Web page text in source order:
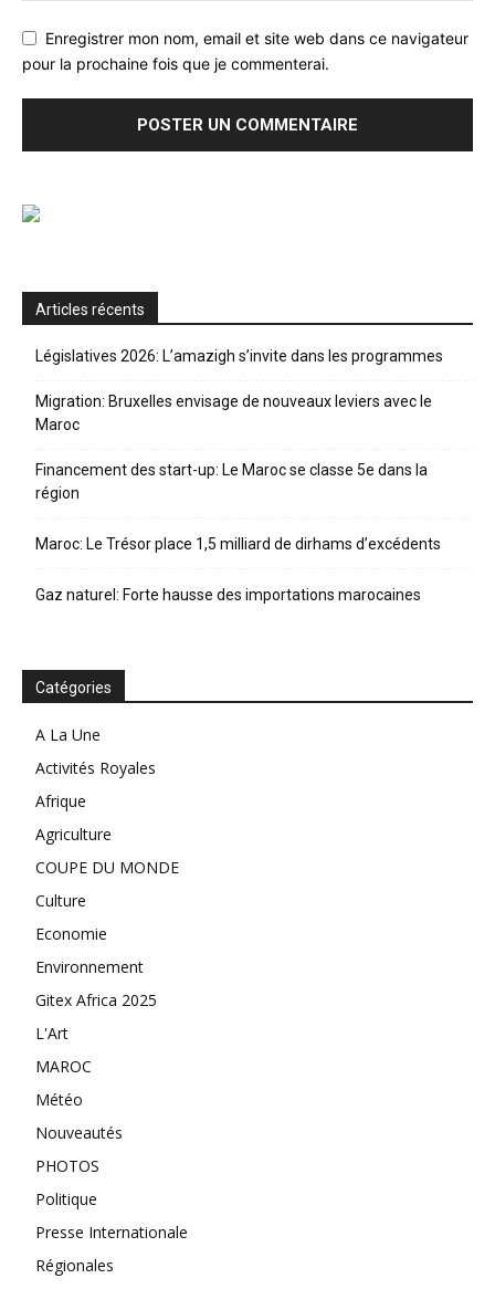
Enregistrer mon nom, email et site web dans ce navigateur
pour la prochaine fois que je commenterai.
Articles récents
Législatives 2026: L’amazigh s’invite dans les programmes
Migration: Bruxelles envisage de nouveaux leviers avec le
Maroc
Financement des start-up: Le Maroc se classe 5e dans la
région
Maroc: Le Trésor place 1,5 milliard de dirhams d’excédents
Gaz naturel: Forte hausse des importations marocaines
Catégories
A La Une
Activités Royales
Afrique
Agriculture
COUPE DU MONDE
Culture
Economie
Environnement
Gitex Africa 2025
L'Art
MAROC
Météo
Nouveautés
PHOTOS
Politique
Presse Internationale
Régionales